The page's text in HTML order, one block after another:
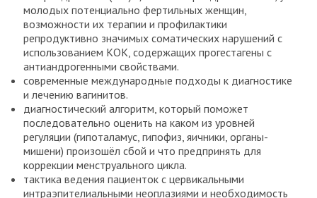
молодых потенциально фертильных женщин,
возможности их терапии и профилактики
репродуктивно значимых соматических нарушений с
использованием КОК, содержащих прогестагены с
антиандрогенными свойствами.
современные международные подходы к диагностике
и лечению вагинитов.
диагностический алгоритм, который поможет
последовательно оценить на каком из уровней
регуляции (гипоталамус, гипофиз, яичники, органы-
мишени) произошёл сбой и что предпринять для
коррекции менструального цикла.
тактика ведения пациенток с цервикальными
интраэпителиальными неоплазиями и необходимость